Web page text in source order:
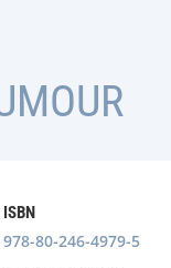
ISBN
978-80-246-4979-5